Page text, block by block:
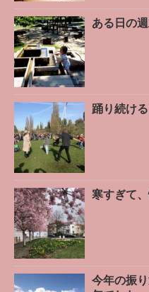
ある日の
踊り続け
寒すぎて
今年の振